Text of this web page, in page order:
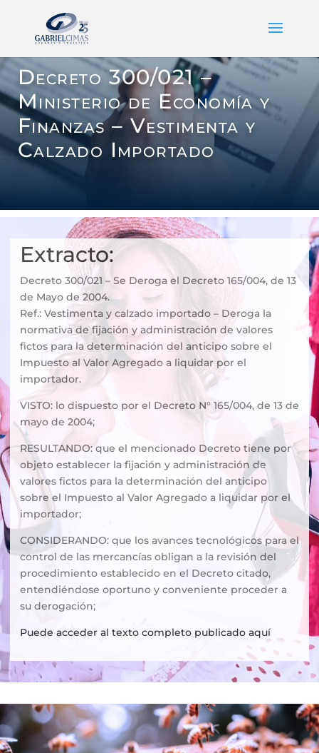
Decreto 300/021 –
Ministerio de Economía y
Finanzas – Vestimenta y
Calzado Importado
Extracto:
Decreto 300/021 – Se Deroga el Decreto 165/004, de 13
de Mayo de 2004.
Ref.: Vestimenta y calzado importado – Deroga la
normativa de fijación y administración de valores
fictos para la determinación del anticipo sobre el
Impuesto al Valor Agregado a liquidar por el
importador.
VISTO: lo dispuesto por el Decreto N° 165/004, de 13 de
mayo de 2004;
RESULTANDO: que el mencionado Decreto tiene por
objeto establecer la fijación y administración de
valores fictos para la determinación del anticipo
sobre el Impuesto al Valor Agregado a liquidar por el
importador;
CONSIDERANDO: que los avances tecnológicos para el
control de las mercancías obligan a la revisión del
procedimiento establecido en el Decreto citado,
entendiéndose oportuno y conveniente proceder a
su derogación;
Puede acceder al texto completo publicado aquí